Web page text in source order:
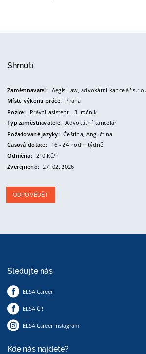
Shrnutí
Zaměstnavatel: Aegis Law, advokátní kancelář s.r.o.
Místo výkonu práce: Praha
Pozice:
Právní asistent - 3. ročník
Typ zaměstnavatele: Advokátní kancelář
Požadované jazyky: Čeština, Angličtina
Časová dotace:
16 - 24 hodin týdně
Odměna: 210 Kč/h
Zveřejněno: 27. 02. 2026
ODPOVĚDĚT
Sledujte nás
ELSA Career
ELSA ČR
ELSA Career instagram
Kde nás najdete?